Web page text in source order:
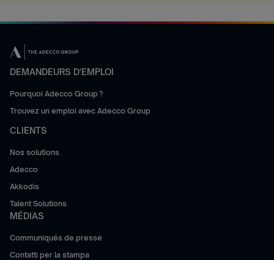
DEMANDEURS D'EMPLOI
Pourquoi Adecco Group ?
Trouvez un emploi avec Adecco Group
CLIENTS
Nos solutions
Adecco
Akkodis
Talent Solutions
MÉDIAS
Communiqués de presse
Contatti per la stampa